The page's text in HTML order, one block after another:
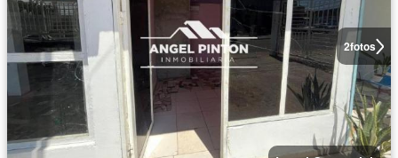
2fotos